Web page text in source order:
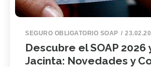
SEGURO OBLIGATORIO SOAP
Descubre el SOAP 2026
Jacinta: Novedades y